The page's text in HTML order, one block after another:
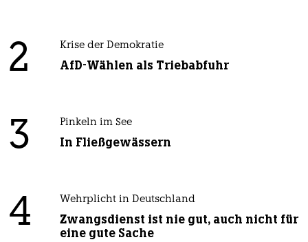
2 Krise der Demokratie
AfD-Wählen als Triebabfuhr
3 Pinkeln im See
In Fließgewässern
4 Wehrplicht in Deutschland
Zwangsdienst ist nie gut, auch nicht für
eine gute Sache